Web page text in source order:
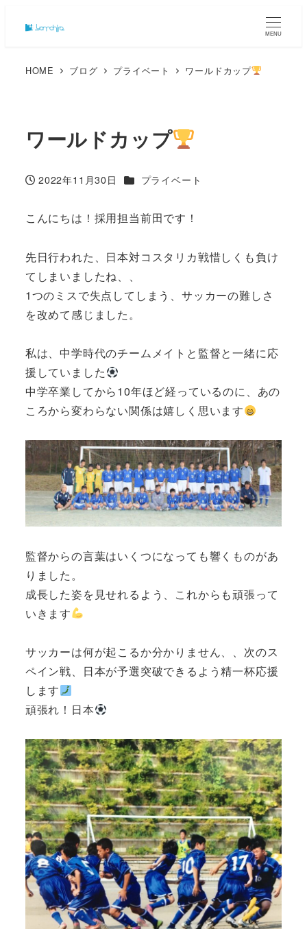
MENU
HOME ブログ プライベート ワールドカップ
ワールドカップ
投稿日
2022年11月30日 カテゴリー
プライベート
こんにちは！採用担当前田です！
先日行われた、日本対コスタリカ戦惜しくも負け
てしまいましたね、、
1つのミスで失点してしまう、サッカーの難しさ
を改めて感じました。
私は、中学時代のチームメイトと監督と一緒に応
援していました
中学卒業してから10年ほど経っているのに、あの
ころから変わらない関係は嬉しく思います
監督からの言葉はいくつになっても響くものがあ
りました。
成長した姿を見せれるよう、これからも頑張って
いきます
サッカーは何が起こるか分かりません、、次のス
ペイン戦、日本が予選突破できるよう精一杯応援
します
頑張れ！日本